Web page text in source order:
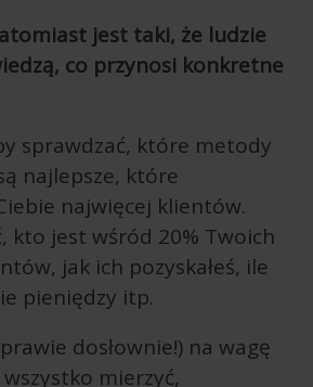
jest taki, że ludzie
co przynosi konkretne
sprawdzać, które metody
najlepsze, które
najwięcej klientów.
kto jest wśród 20% Twoich
jak ich pozyskałeś, ile
pieniędzy itp.
dosłownie!) na wagę
mierzyć,